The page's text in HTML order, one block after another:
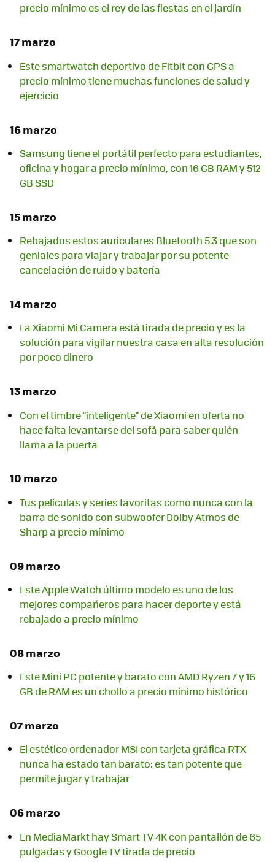
precio mínimo es el rey de las fiestas en el jardín
17 marzo
Este smartwatch deportivo de Fitbit con GPS a
precio mínimo tiene muchas funciones de salud y
ejercicio
16 marzo
Samsung tiene el portátil perfecto para estudiantes,
oficina y hogar a precio mínimo, con 16 GB RAM y 512
GB SSD
15 marzo
Rebajados estos auriculares Bluetooth 5.3 que son
geniales para viajar y trabajar por su potente
cancelación de ruido y batería
14 marzo
La Xiaomi Mi Camera está tirada de precio y es la
solución para vigilar nuestra casa en alta resolución
por poco dinero
13 marzo
Con el timbre "inteligente" de Xiaomi en oferta no
hace falta levantarse del sofá para saber quién
llama a la puerta
10 marzo
Tus películas y series favoritas como nunca con la
barra de sonido con subwoofer Dolby Atmos de
Sharp a precio mínimo
09 marzo
Este Apple Watch último modelo es uno de los
mejores compañeros para hacer deporte y está
rebajado a precio mínimo
08 marzo
Este Mini PC potente y barato con AMD Ryzen 7 y 16
GB de RAM es un chollo a precio mínimo histórico
07 marzo
El estético ordenador MSI con tarjeta gráfica RTX
nunca ha estado tan barato: es tan potente que
permite jugar y trabajar
06 marzo
En MediaMarkt hay Smart TV 4K con pantallón de 65
pulgadas y Google TV tirada de precio